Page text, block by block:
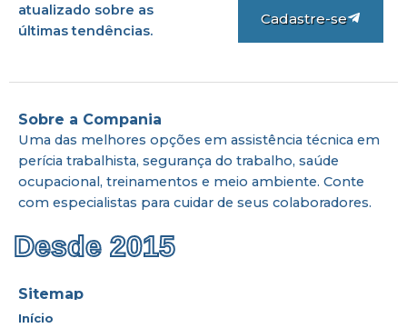
atualizado sobre as
últimas tendências.
Cadastre-se
Sobre a Compania
Uma das melhores opções em assistência técnica em
perícia trabalhista, segurança do trabalho, saúde
ocupacional, treinamentos e meio ambiente. Conte
com especialistas para cuidar de seus colaboradores.
Desde 2015
Sitemap
Início